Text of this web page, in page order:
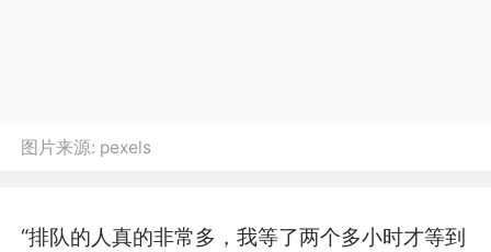
图片来源: pexels
“排队的人真的非常多，我等了两个多小时才等到